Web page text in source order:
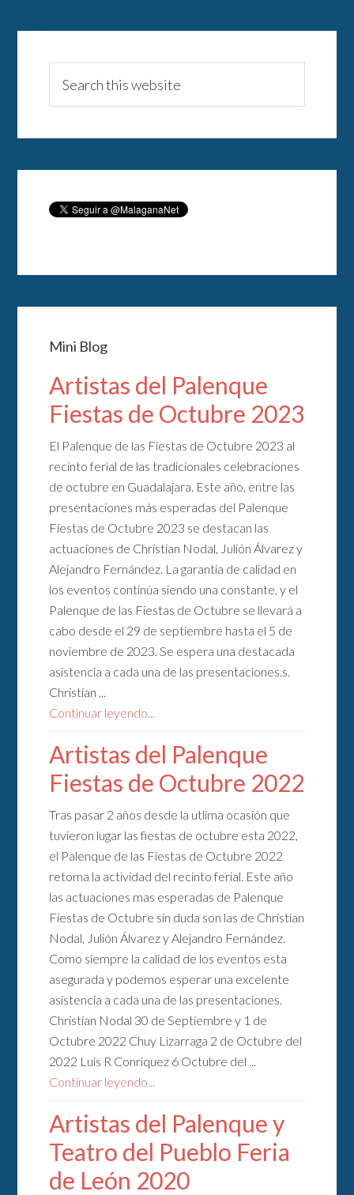
Mini Blog
Artistas del Palenque
Fiestas de Octubre 2023
El Palenque de las Fiestas de Octubre 2023 al
recinto ferial de las tradicionales celebraciones
de octubre en Guadalajara. Este año, entre las
presentaciones más esperadas del Palenque
Fiestas de Octubre 2023 se destacan las
actuaciones de Christian Nodal, Julión Álvarez y
Alejandro Fernández. La garantía de calidad en
los eventos continúa siendo una constante, y el
Palenque de las Fiestas de Octubre se llevará a
cabo desde el 29 de septiembre hasta el 5 de
noviembre de 2023. Se espera una destacada
asistencia a cada una de las presentaciones.s.
Christian ...
Continuar leyendo...
Artistas del Palenque
Fiestas de Octubre 2022
Tras pasar 2 años desde la utlima ocasión que
tuvieron lugar las fiestas de octubre esta 2022,
el Palenque de las Fiestas de Octubre 2022
retoma la actividad del recinto ferial. Este año
las actuaciones mas esperadas de Palenque
Fiestas de Octubre sin duda son las de Christian
Nodal, Julión Álvarez y Alejandro Fernández.
Como siempre la calidad de los eventos esta
asegurada y podemos esperar una excelente
asistencia a cada una de las presentaciones.
Christian Nodal 30 de Septiembre y 1 de
Octubre 2022 Chuy Lizarraga 2 de Octubre del
2022 Luis R Conriquez 6 Octubre del ...
Continuar leyendo...
Artistas del Palenque y
Teatro del Pueblo Feria
de León 2020